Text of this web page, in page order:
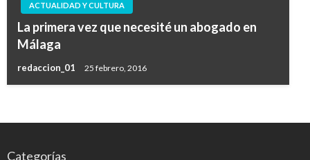
ACTUALIDAD Y CULTURA
La primera vez que necesité un abogado en
Málaga
redaccion_01 25 febrero, 2016
Categorías